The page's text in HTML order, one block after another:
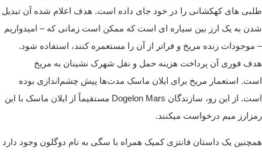
طلبی های کهکشانی را در خود جای داده است. هدف اعلام شده آن تبدیل
شدن به یک ارز بین سیاره ای است که ممکن است زمانی که – امیدواریم
– موجودات زنده مریخ و فراتر از آن را مستعمره کنند، استفاده شود.
هدف فوری آن پرداخت هزینه حمل و نقل شهرک نشینان به مریخ
است. استعمار مریخ برای ایلان ماسک مدت‌ها پیش چشم‌اندازی بوده
است. از این رو، سازندگان Dogelon Mars مستقیماً از ایلان ماسک با این
رمزارز میم درخواست میکنند.
همچنین یک داستان فانتزی کمیک همراه با سگی به نام دوگلون وجود دارد